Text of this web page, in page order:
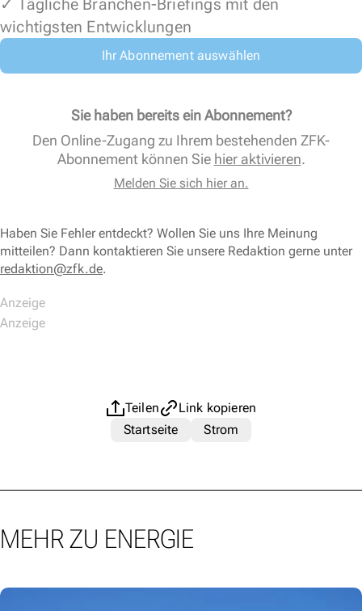
✓ Tägliche Branchen-Briefings mit den
wichtigsten Entwicklungen
Ihr Abonnement auswählen
Sie haben bereits ein Abonnement?
Den Online-Zugang zu Ihrem bestehenden ZFK-
Abonnement können Sie hier aktivieren.
Melden Sie sich hier an.
Haben Sie Fehler entdeckt? Wollen Sie uns Ihre Meinung
mitteilen? Dann kontaktieren Sie unsere Redaktion gerne unter
redaktion@zfk.de.
Teilen
Link kopieren
Startseite
Strom
MEHR ZU ENERGIE